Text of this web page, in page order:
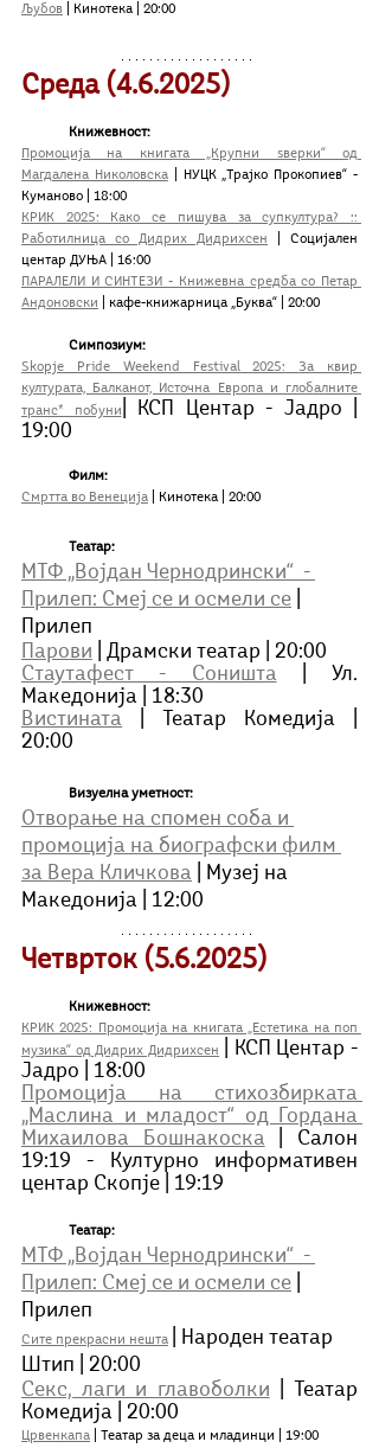
Љубов | Кинотека | 20:00
Среда (4.6.2025)
Книжевност:
Промоција на книгата „Крупни ѕверки“ од
Магдалена Николовска | НУЦК „Трајко Прокопиев“ -
Куманово | 18:00
КРИК 2025: Како се пишува за супкултура? ::
Работилница со Дидрих Дидрихсен | Социјален
центар ДУЊА | 16:00
ПАРАЛЕЛИ И СИНТЕЗИ - Книжевна средба со Петар
Андоновски | кафе-книжарница „Буква“ | 20:00
Симпозиум:
Skopje Pride Weekend Festival 2025: За квир
културата, Балканот, Источна Европа и глобалните
транс* побуни
| КСП Центар - Јадро |
19:00
	Филм:
Смртта во Венеција | Кинотека | 20:00
Театар:
МТФ „Војдан Чернодрински“  -
Прилеп: Смеј се и осмели се
Прилеп
Парови | Драмски театар | 20:00
Стаутафест - Соништа | Ул.
Македонија | 18:30
Вистината | Teатар Комедија |
20:00
Визуелна уметност:
Отворање на спомен соба и
промоција на биографски филм
за Вера Кличкова | Музеј на
Македонија | 12:00
Четврток (5.6.2025)
Книжевност:
КРИК 2025: Промоција на книгата „Естетика на поп
музика“ од Дидрих Дидрихсен
| КСП Центар -
Јадро | 18:00
Промоција на стихозбирката
„Маслина и младост“ од Гордана
Михаилова Бошнакоска | Салон
19:19 - Културно информативен
центар Скопје | 19:19
Театар:
МТФ „Војдан Чернодрински“  -
Прилеп: Смеј се и осмели се
Прилеп
Сите прекрасни нешта
| Народен театар
Штип | 20:00
Секс, лаги и главоболки | Teатар
Комедија | 20:00
Црвенкапа | Театар за деца и младинци | 19:00